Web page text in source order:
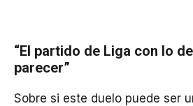
“El partido de Liga con lo
parecer”
Sobre si este duelo puede ser